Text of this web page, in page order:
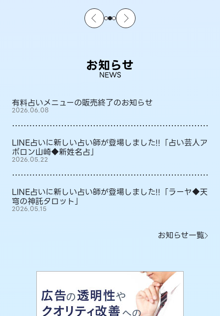
お知らせ
NEWS
有料占いメニューの販売終了のお知らせ
2026.06.08
LINE占いに新しい占い師が登場しました!!「占い芸人ア
ポロン山崎◆新姓名占」
2026.05.22
LINE占いに新しい占い師が登場しました!!「ラーヤ◆天
穹の神託タロット」
2026.05.15
お知らせ一覧